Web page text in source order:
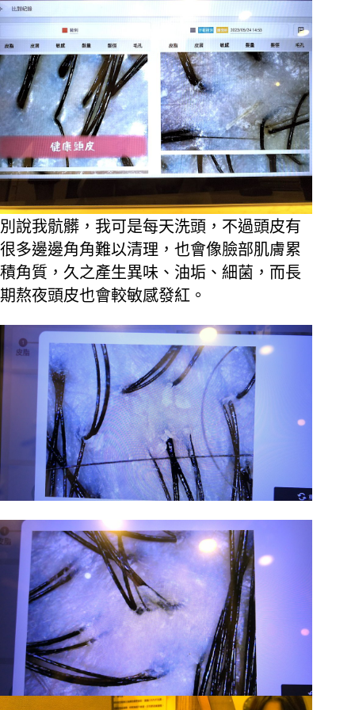
別說我骯髒，我可是每天洗頭，不過頭皮有
很多邊邊角角難以清理，也會像臉部肌膚累
積角質，久之產生異味、油垢、細菌，而長
期熬夜頭皮也會較敏感發紅。